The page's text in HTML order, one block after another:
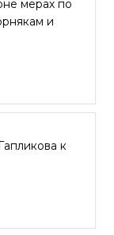
мерах по
и
к